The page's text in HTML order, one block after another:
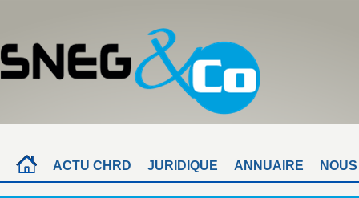
ACTU CHRD JURIDIQUE ANNUAIRE